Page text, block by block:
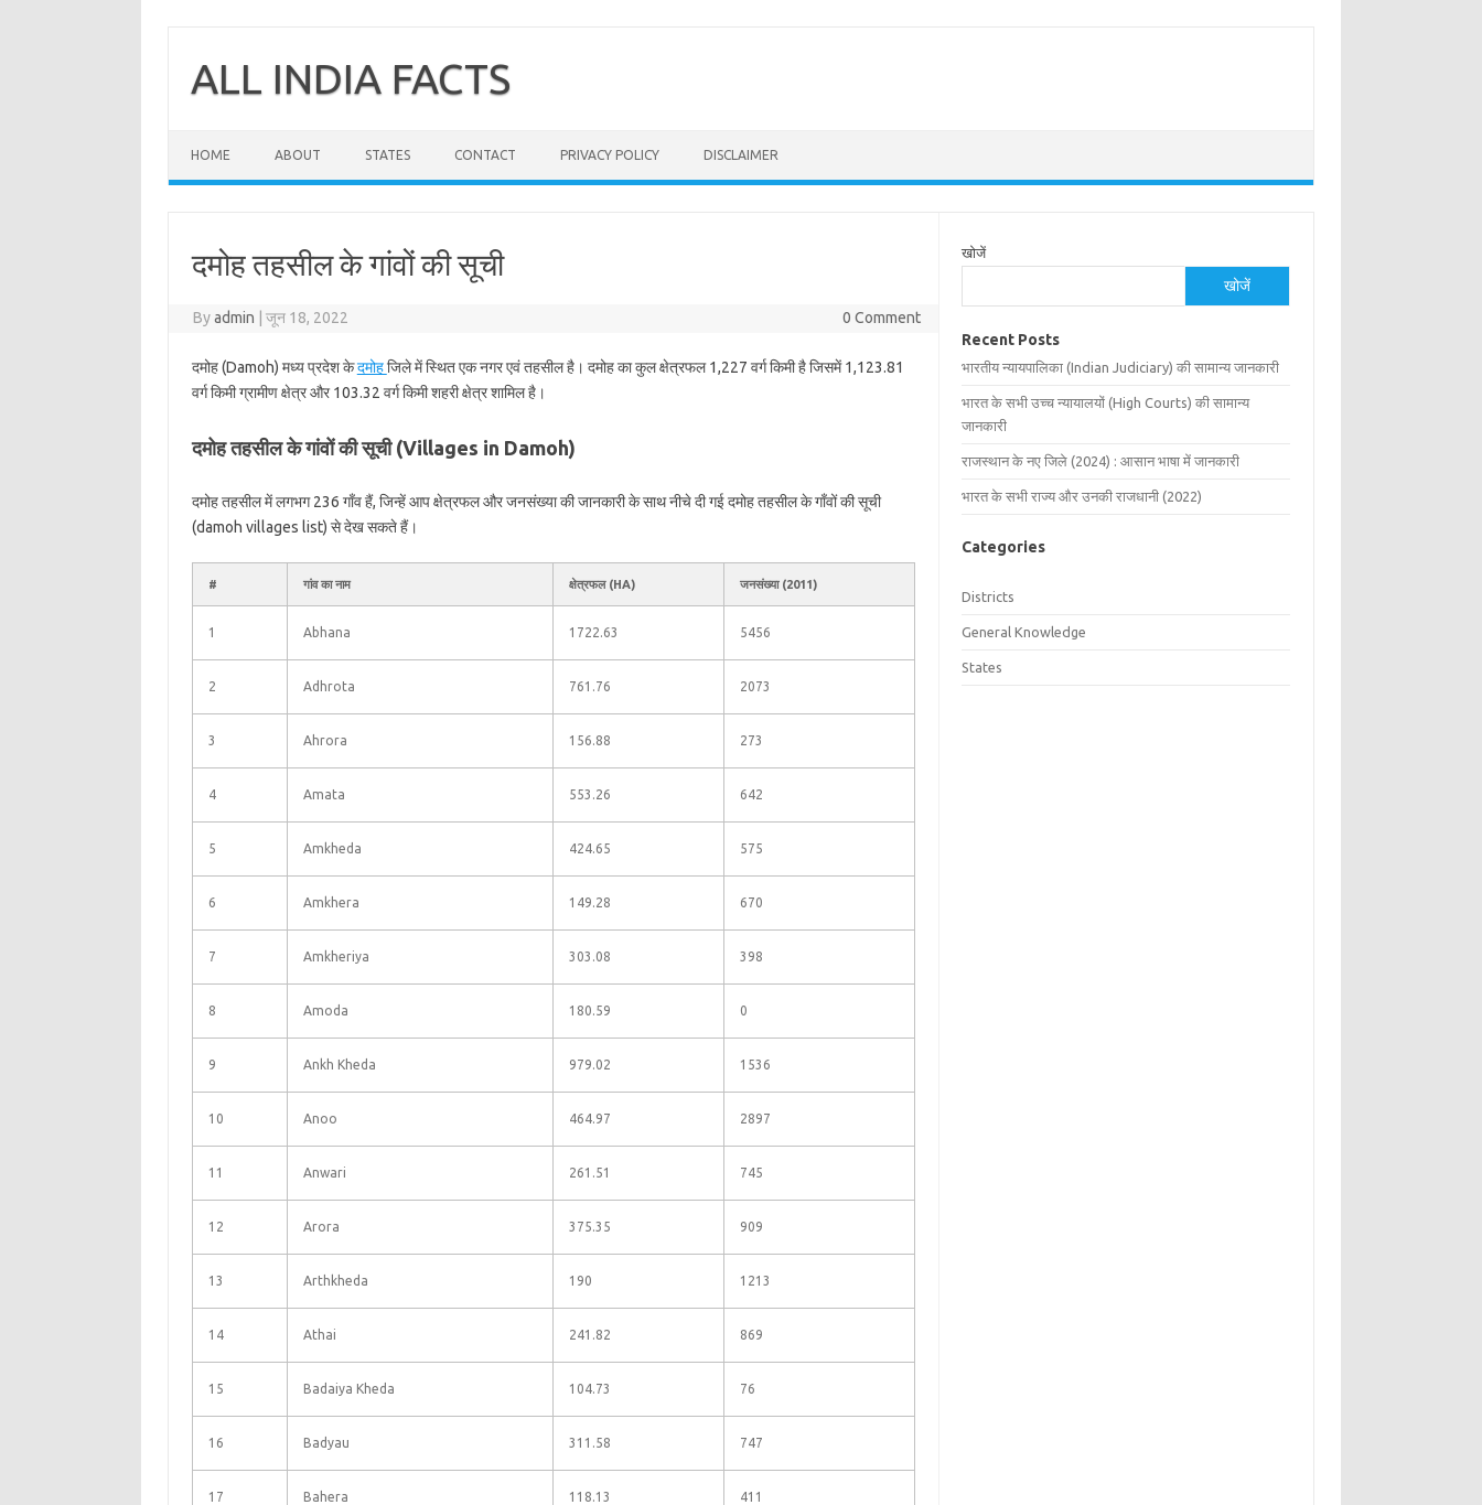
contentALL INDIA FACTS
HOME ABOUT STATES CONTACT PRIVACY POLICY DISCLAIMER
दमोह तहसील के गांवों की सूची
Byadmin जून 18, 2022 0 Comment
दमोह (Damoh) मध्य प्रदेश केदमोहजिले में स्थित एक नगर एवं तहसील है। दमोह का कुल क्षेत्रफल 1,227 वर्ग किमी है जिसमें 1,123.81
वर्ग किमी ग्रामीण क्षेत्र और 103.32 वर्ग किमी शहरी क्षेत्र शामिल है।
दमोह तहसील के गांवों की सूची (Villages in Damoh)
दमोह तहसील में लगभग 236 गाँव हैं, जिन्हें आप क्षेत्रफल और जनसंख्या की जानकारी के साथ नीचे दी गई दमोह तहसील के गाँवों की सूची
(damoh villages list) से देख सकते हैं।
# गांव का नाम क्षेत्रफल (HA) जनसंख्या (2011)
1 Abhana 1722.63 5456
2 Adhrota 761.76 2073
3 Ahrora 156.88 273
4 Amata 553.26 642
5 Amkheda 424.65 575
6 Amkhera 149.28 670
7 Amkheriya 303.08 398
8 Amoda 180.59 0
9 Ankh Kheda 979.02 1536
10 Anoo 464.97 2897
11 Anwari 261.51 745
12 Arora 375.35 909
13 Arthkheda 190 1213
14 Athai 241.82 869
15 Badaiya Kheda 104.73 76
16 Badyau 311.58 747
17 Bahera 118.13 411
खोजें
खोजें
Recent Posts
भारतीय न्यायपालिका (Indian Judiciary) की सामान्य जानकारी
भारत के सभी उच्च न्यायालयों (High Courts) की सामान्य
जानकारी
राजस्थान के नए जिले (2024) : आसान भाषा में जानकारी
भारत के सभी राज्य और उनकी राजधानी (2022)
Categories
Districts
General Knowledge
States